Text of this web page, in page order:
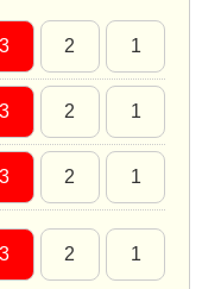
3 2 1
3 2 1
3 2 1
3 2 1